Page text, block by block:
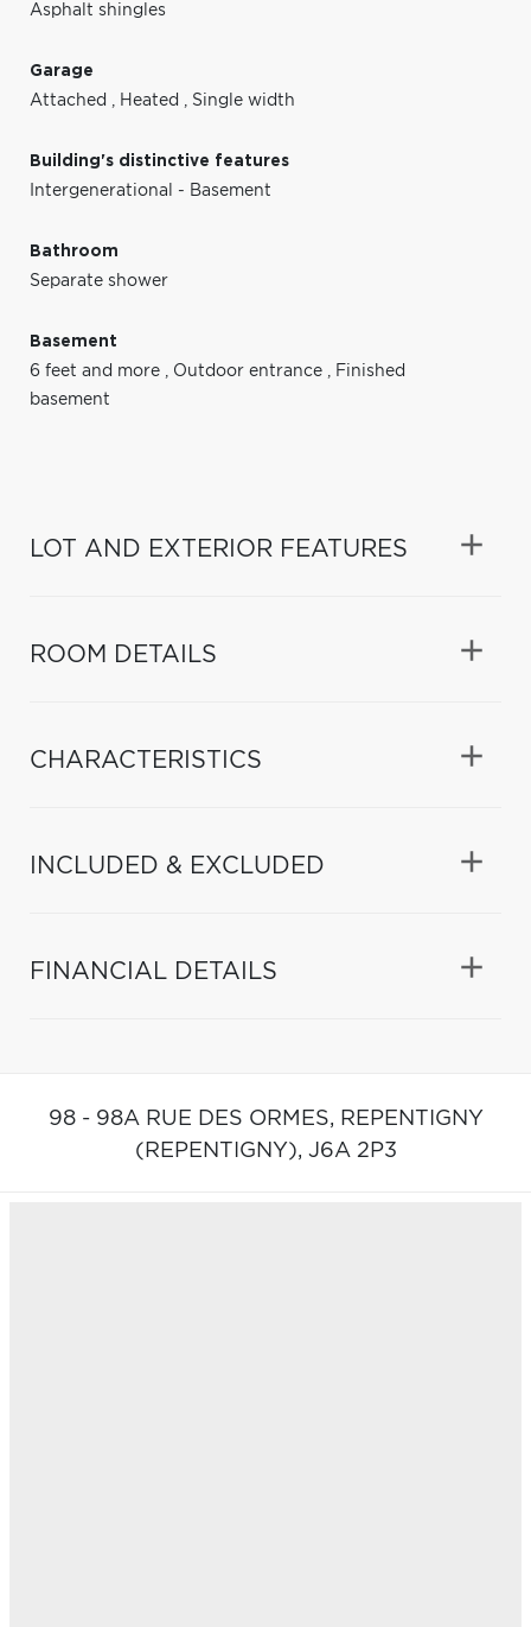
Asphalt shingles
Garage
Attached , Heated , Single width
Building's distinctive features
Intergenerational - Basement
Bathroom
Separate shower
Basement
6 feet and more , Outdoor entrance , Finished
basement
LOT AND EXTERIOR FEATURES
ROOM DETAILS
CHARACTERISTICS
INCLUDED & EXCLUDED
FINANCIAL DETAILS
98 - 98A RUE DES ORMES, REPENTIGNY
(REPENTIGNY), J6A 2P3